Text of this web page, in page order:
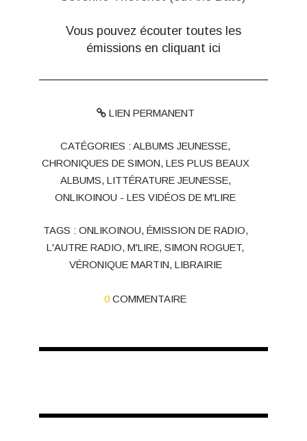
Vous pouvez écouter toutes les
émissions en cliquant ici
LIEN PERMANENT
CATÉGORIES :ALBUMS JEUNESSE,
CHRONIQUES DE SIMON, LES PLUS BEAUX
ALBUMS, LITTÉRATURE JEUNESSE,
ONLIKOINOU - LES VIDÉOS DE M'LIRE
TAGS : ONLIKOINOU, ÉMISSION DE RADIO,
L'AUTRE RADIO,M'LIRE,SIMON ROGUET,
VÉRONIQUE MARTIN, LIBRAIRIE
0 COMMENTAIRE